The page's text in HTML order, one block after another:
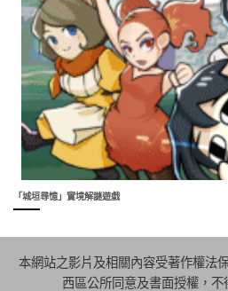
「城垣尋憶」實境解謎遊戲
本網站之影片及相關內容受著作權法
西區公所同意及書面授權，不